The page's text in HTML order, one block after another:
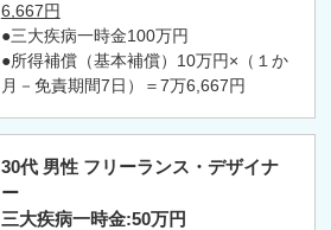
6,667円
●三大疾病一時金100万円
●所得補償（基本補償）10万円×（１か
月－免責期間7日）＝7万6,667円
30代 男性 フリーランス・デザイナ
ー
三大疾病一時金:50万円